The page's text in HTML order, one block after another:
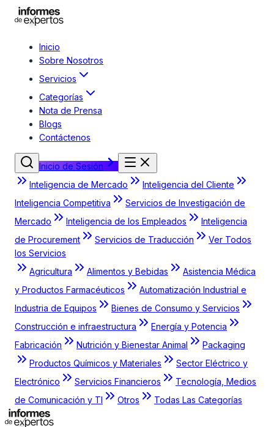
Inicio
Sobre Nosotros
Servicios
Categorías
Nota de Prensa
Blogs
Contáctenos
Inicio de Sesión
Inteligencia de Mercado
Inteligencia del Cliente
Inteligencia Competitiva
Servicios de Investigación de
Mercado
Inteligencia de los Empleados
Inteligencia
de Procurement
Servicios de Traducción
Ver Todos
los Servicios
Agricultura
Alimentos y Bebidas
Asistencia Médica
y Productos Farmacéuticos
Automatización Industrial e
Industria de Equipos
Bienes de Consumo y Servicios
Construcción e infraestructura
Energía y Potencia
Fabricación
Nutrición y Bienestar Animal
Packaging
Productos Químicos y Materiales
Sector Eléctrico y
Electrónico
Servicios Financieros
Tecnología, Medios
de Comunicación y TI
Otros Todas Las Categorías